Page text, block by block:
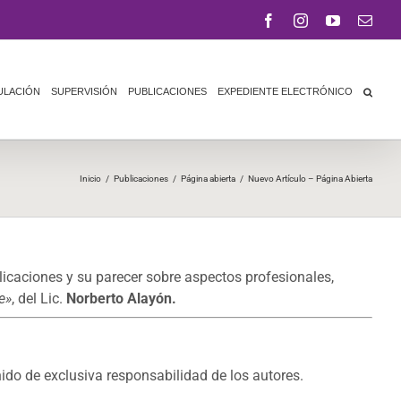
FacebookInstagramYouTube
SUPERVISIÓN PUBLICACIONES EXPEDIENTE ELECTRÓNICO
Inicio / Publicaciones / Página abierta / Nuevo Artículo – Página Abierta
y su parecer sobre aspectos profesionales,
, del Lic. Norberto Alayón.
de exclusiva responsabilidad de los autores.